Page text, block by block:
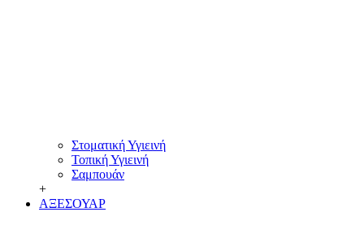
Στοματική Υγιεινή
Τοπική Υγιεινή
Σαμπουάν
+
ΑΞΕΣΟΥΑΡ